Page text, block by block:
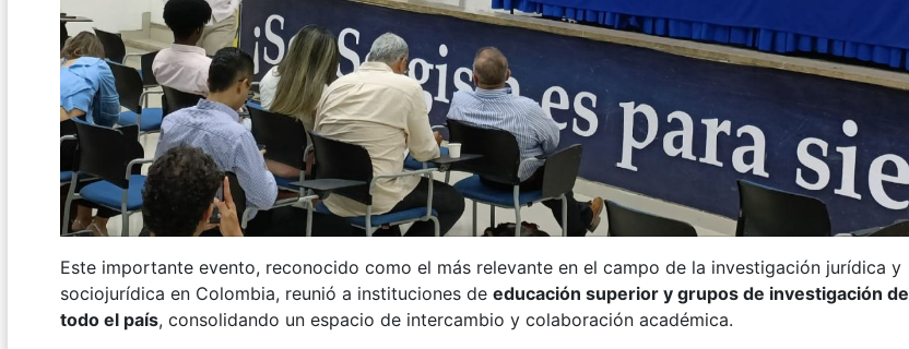
Este importante evento, reconocido como el más relevante en el campo de la investigación jurídica y
sociojurídica en Colombia, reunió a instituciones de educación superior y grupos de investigación de
todo el país, consolidando un espacio de intercambio y colaboración académica.